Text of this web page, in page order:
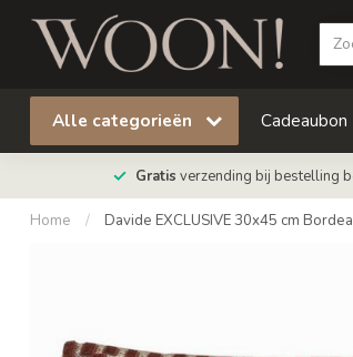
Alle categorieën Cadeaubon
Gratis verzending bij bestelling
Home / Davide EXCLUSIVE 30x45 cm